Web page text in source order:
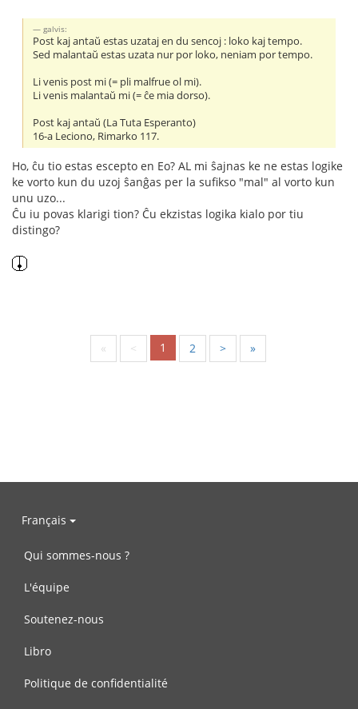
galvis:
Post kaj antaŭ estas uzataj en du sencoj : loko kaj tempo.
Sed malantaŭ estas uzata nur por loko, neniam por tempo.
Li venis post mi (= pli malfrue ol mi).
Li venis malantaŭ mi (= ĉe mia dorso).
Post kaj antaŭ (La Tuta Esperanto)
16-a Leciono, Rimarko 117.
Ho, ĉu tio estas escepto en Eo? AL mi ŝajnas ke ne estas logike
ke vorto kun du uzoj ŝanĝas per la sufikso "mal" al vorto kun
unu uzo...
Ĉu iu povas klarigi tion? Ĉu ekzistas logika kialo por tiu
distingo?
« < 1 2 > »
Français
Qui sommes-nous ?
L'équipe
Soutenez-nous
Libro
Politique de confidentialité